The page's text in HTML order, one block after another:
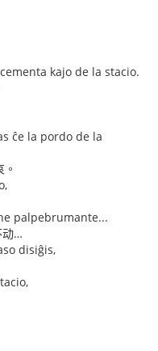
kajo de la stacio.
ĉe la pordo de la
palpebrumante...
动…
disiĝis,